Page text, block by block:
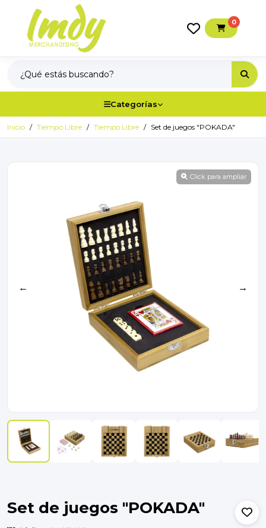
0
Categorías
Inicio Tiempo Libre Tiempo Libre Set de juegos "POKADA"
Click para ampliar
← →
Set de juegos "POKADA"